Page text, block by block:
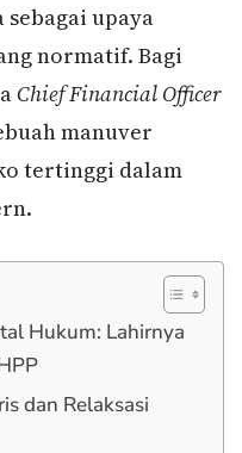
upaya
normatif. Bagi
Chief Financial Officer
manuver
tertinggi dalam
Hukum: Lahirnya
dan Relaksasi